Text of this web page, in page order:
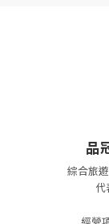
品
綜合旅
代